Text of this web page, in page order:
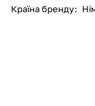
Країна бренду: